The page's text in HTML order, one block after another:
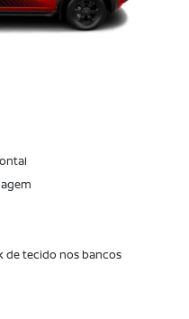
de tecido nos bancos